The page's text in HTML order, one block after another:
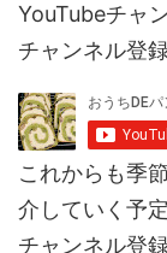
YouTubeチャ
チャンネル登
これからも季
介していく予
チャンネル登